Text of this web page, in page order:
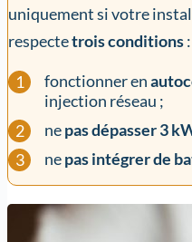
uniquement si votre
respectetrois conditions:
fonctionner en
injection réseau ;
nepas dépasser 3
nepas intégrer de